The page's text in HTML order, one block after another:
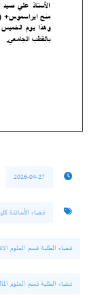
2026-04-27
فضاء الأساتذة
فضاء الطلبة قسم العلوم
فضاء الطلبة قسم العلوم